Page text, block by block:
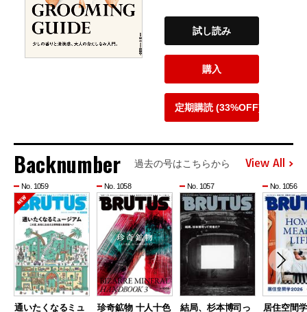
試し読み
購入
定期購読 (33%OFF)
Backnumber 過去の号はこちらから View All
No. 1059
通いたくなるミュ
No. 1058
珍奇鉱物 十人十色
No. 1057
結局、杉本博司っ
No. 1056
居住空間